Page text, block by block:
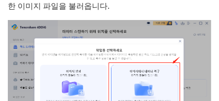
한 이미지 파일을 불러옵니다.